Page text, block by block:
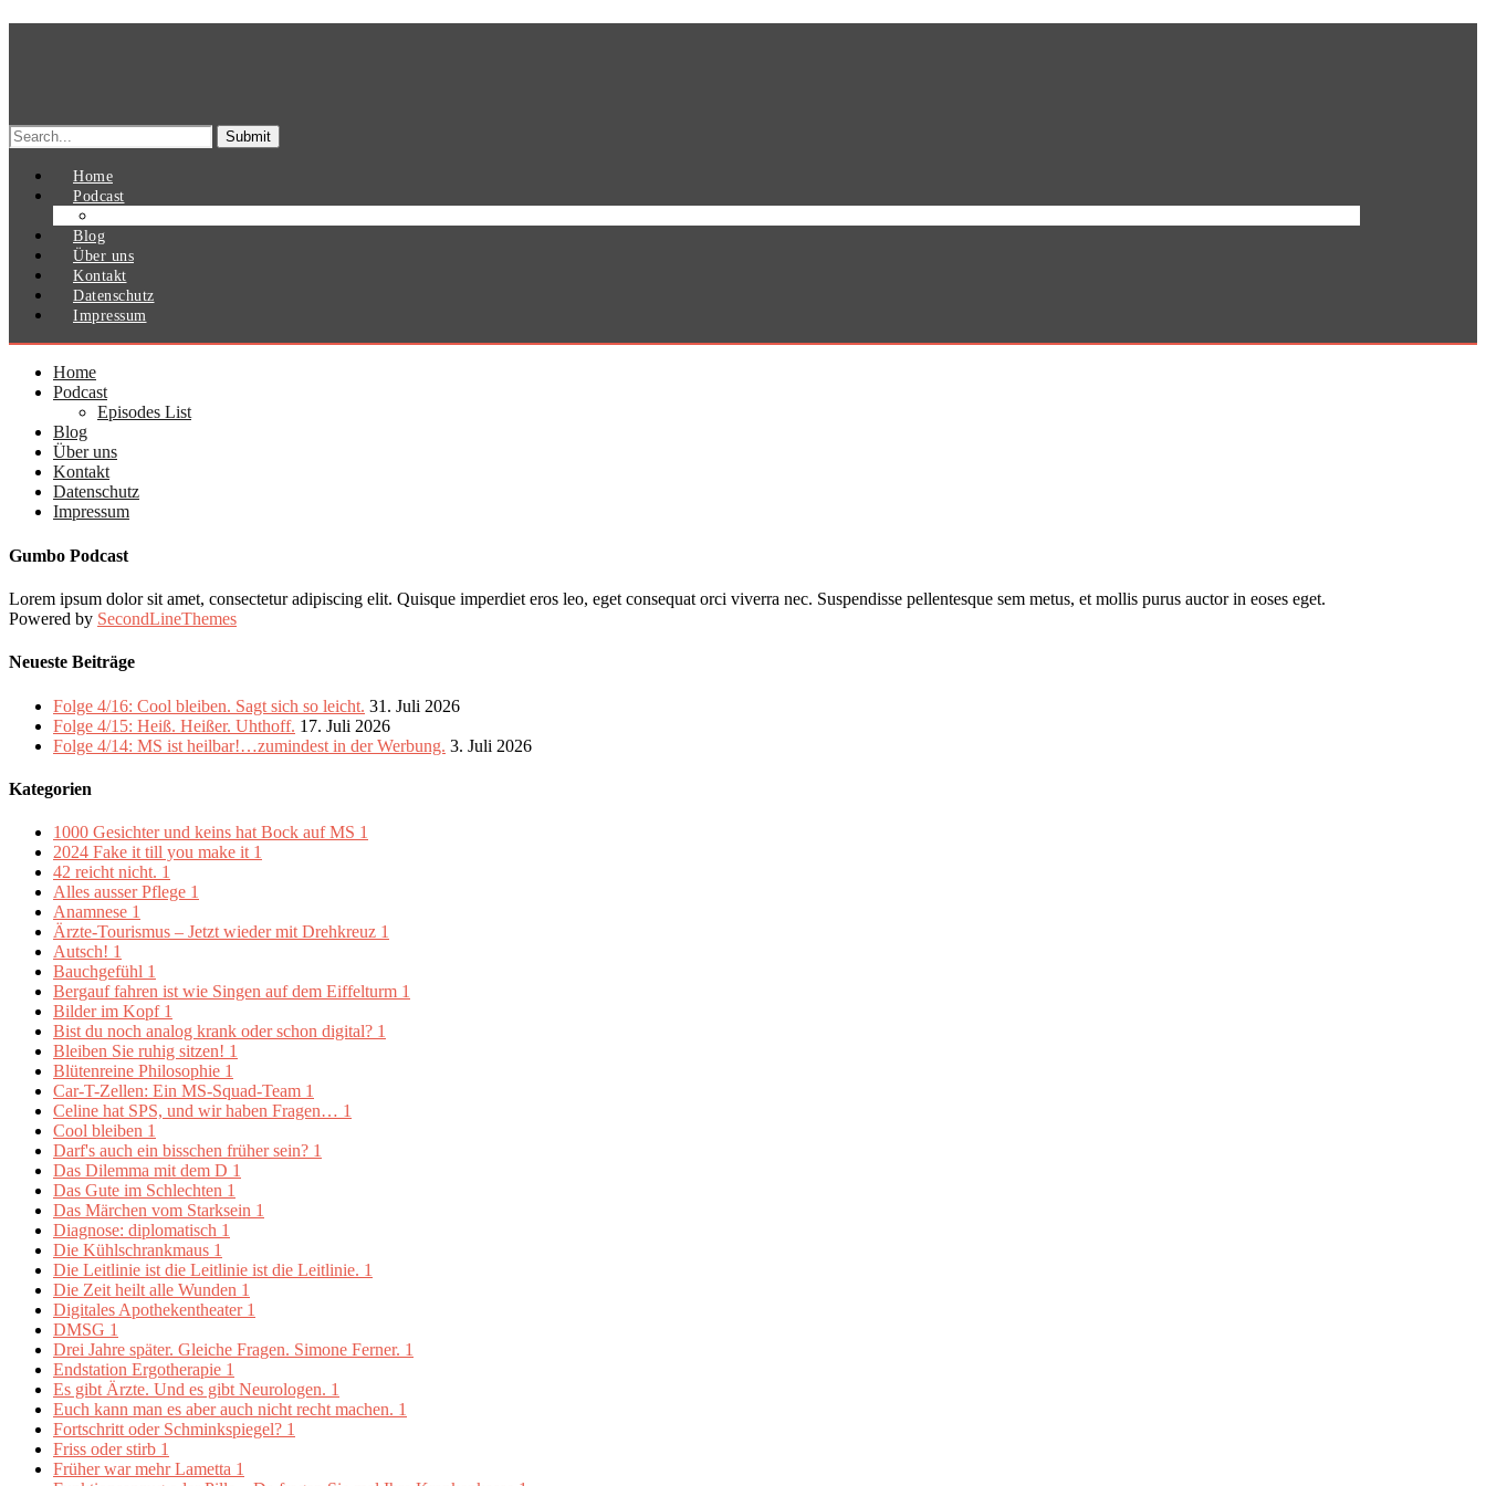
Search
for:
Home
Podcast
Blog
Über uns
Kontakt
Datenschutz
Impressum
Home
Podcast
Episodes List
Blog
Über uns
Kontakt
Datenschutz
Impressum
Gumbo Podcast
Lorem ipsum dolor sit amet, consectetur adipiscing elit. Quisque imperdiet eros leo, eget consequat orci viverra nec. Suspendisse pellentesque sem metus, et mollis purus auctor in eoses eget.
Powered by SecondLineThemes
Neueste Beiträge
Folge 4/16: Cool bleiben. Sagt sich so leicht. 31. Juli 2026
Folge 4/15: Heiß. Heißer. Uhthoff. 17. Juli 2026
Folge 4/14: MS ist heilbar!…zumindest in der Werbung. 3. Juli 2026
Kategorien
1000 Gesichter und keins hat Bock auf MS 1
2024 Fake it till you make it 1
42 reicht nicht. 1
Alles ausser Pflege 1
Anamnese 1
Ärzte-Tourismus – Jetzt wieder mit Drehkreuz 1
Autsch! 1
Bauchgefühl 1
Bergauf fahren ist wie Singen auf dem Eiffelturm 1
Bilder im Kopf 1
Bist du noch analog krank oder schon digital? 1
Bleiben Sie ruhig sitzen! 1
Blütenreine Philosophie 1
Car-T-Zellen: Ein MS-Squad-Team 1
Celine hat SPS, und wir haben Fragen… 1
Cool bleiben 1
Darf's auch ein bisschen früher sein? 1
Das Dilemma mit dem D 1
Das Gute im Schlechten 1
Das Märchen vom Starksein 1
Diagnose: diplomatisch 1
Die Kühlschrankmaus 1
Die Leitlinie ist die Leitlinie ist die Leitlinie. 1
Die Zeit heilt alle Wunden 1
Digitales Apothekentheater 1
DMSG 1
Drei Jahre später. Gleiche Fragen. Simone Ferner. 1
Endstation Ergotherapie 1
Es gibt Ärzte. Und es gibt Neurologen. 1
Euch kann man es aber auch nicht recht machen. 1
Fortschritt oder Schminkspiegel? 1
Friss oder stirb 1
Früher war mehr Lametta 1